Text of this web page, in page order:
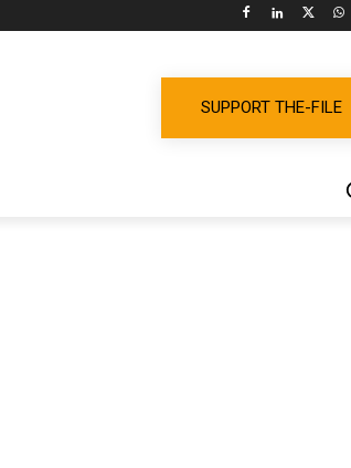
SUPPORT THE-FILE